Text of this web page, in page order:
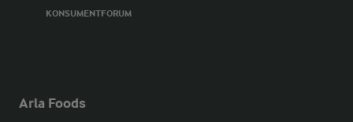
KONSUMENTFORUM
Arla Foods